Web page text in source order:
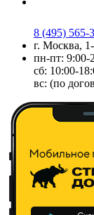
8 (495) 565-
г. Москва,
пн-пт: 9:00-
сб: 10:00-
вс: (по